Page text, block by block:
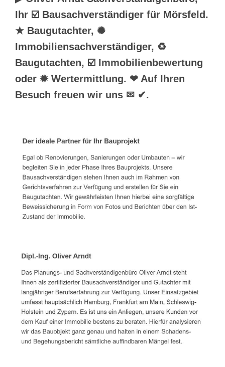
Ihr ☑️ Bausachverständiger für Mörsfeld.
★ Baugutachter, ✺
Immobiliensachverständiger, ♻
Baugutachten, ☑️ Immobilienbewertung
oder ✹ Wertermittlung. ❤ Auf Ihren
Besuch freuen wir uns ✉ ✔.